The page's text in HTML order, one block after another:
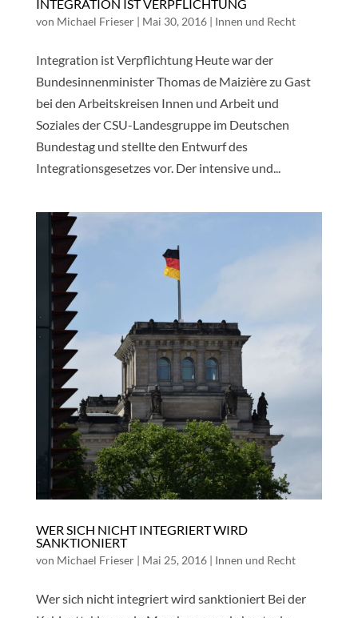
INTEGRATION IST VERPFLICHTUNG
von Michael Frieser| Mai 30, 2016| Innen und Recht
Integration ist Verpflichtung Heute war der
Bundesinnenminister Thomas de Maizière zu Gast
bei den Arbeitskreisen Innen und Arbeit und
Soziales der CSU-Landesgruppe im Deutschen
Bundestag und stellte den Entwurf des
Integrationsgesetzes vor. Der intensive und...
WER SICH NICHT INTEGRIERT WIRD
SANKTIONIERT
von Michael Frieser| Mai 25, 2016| Innen und Recht
Wer sich nicht integriert wird sanktioniert Bei der